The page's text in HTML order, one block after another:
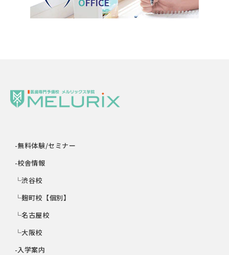
-無料体験/セミナー
-校舎情報
└渋谷校
└麹町校【個別】
└名古屋校
└大阪校
-入学案内